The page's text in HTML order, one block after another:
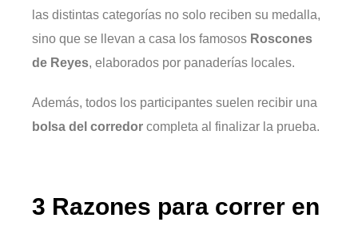
las distintas categorías no solo reciben su medalla,
sino que se llevan a casa los famosos Roscones
de Reyes, elaborados por panaderías locales.
Además, todos los participantes suelen recibir una
bolsa del corredor completa al finalizar la prueba.
3 Razones para correr en